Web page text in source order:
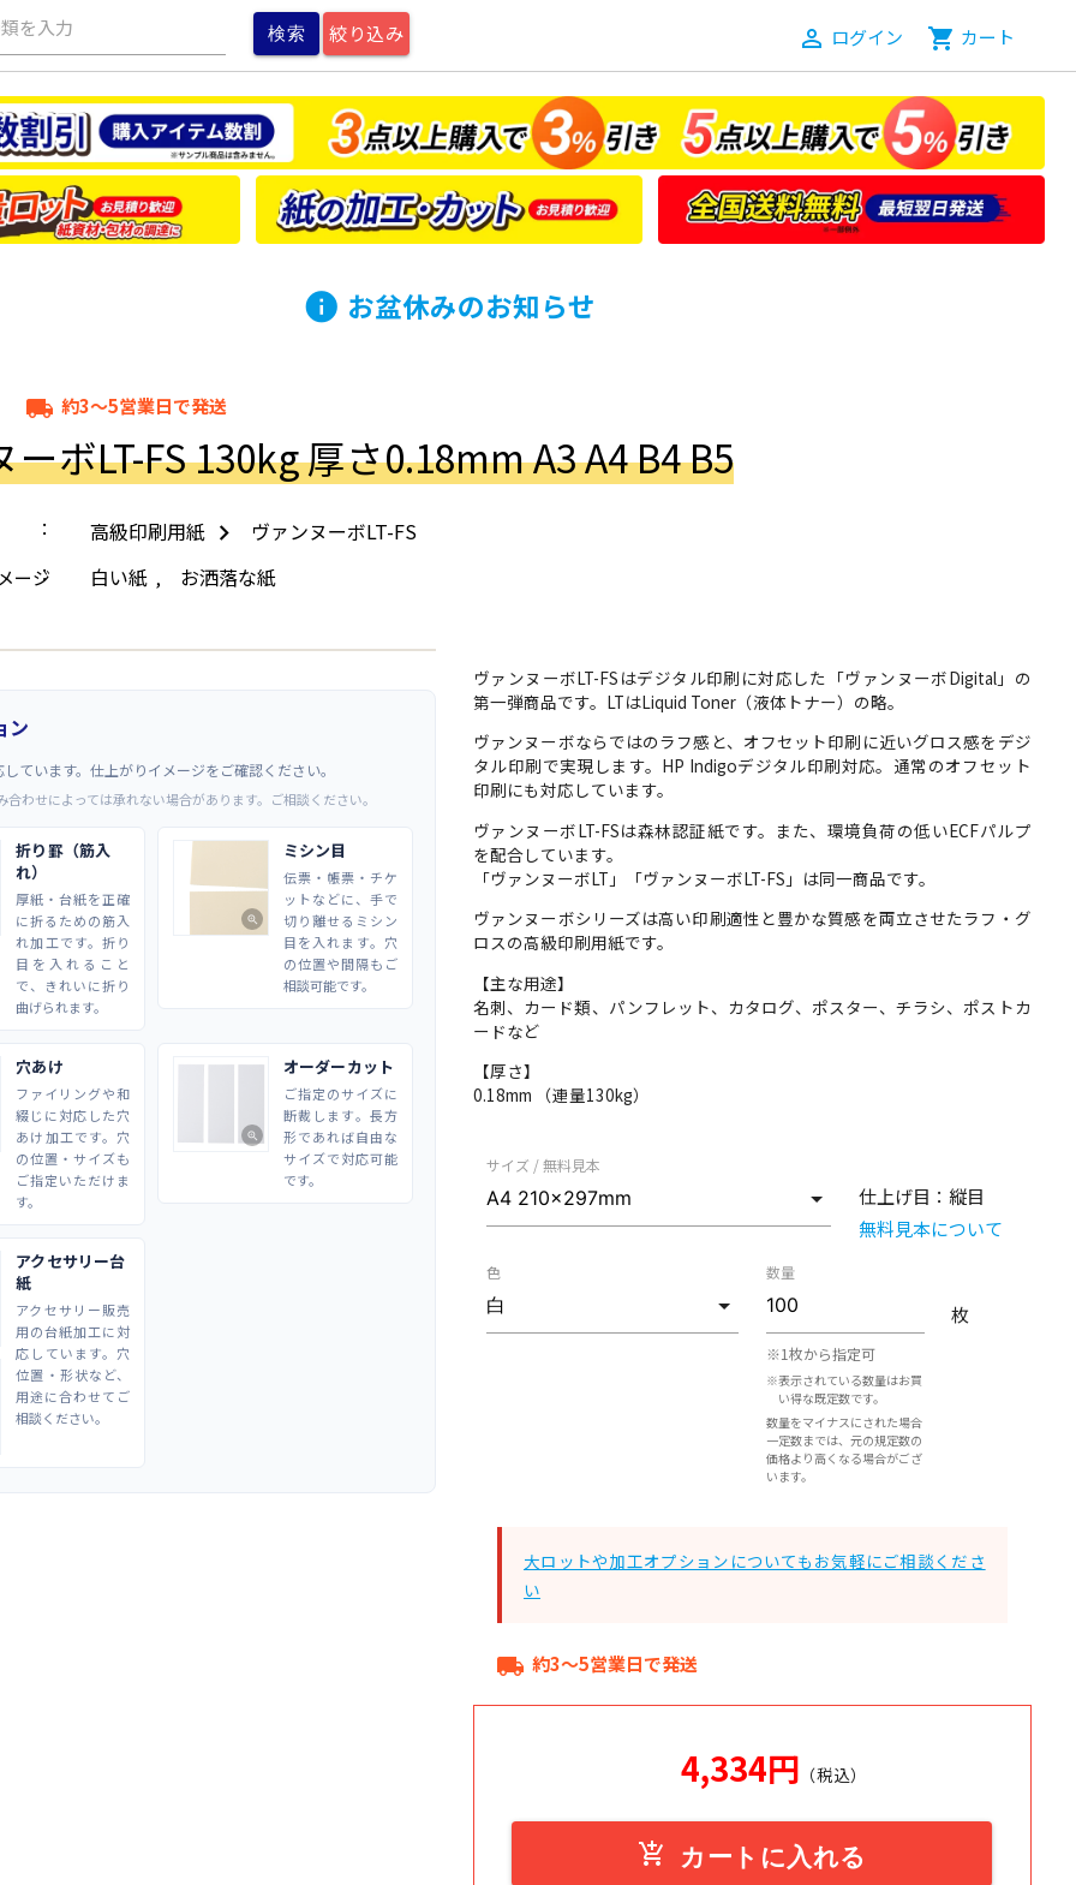
を入力 絞り込み person_outline ログイン shopping_cart カート
info お盆休みのお知らせ
local_shipping 約3～5営業日で発送
ーボLT-FS 130kg 厚さ0.18mm A3 A4 B4 B5
高級印刷用紙 ヴァンヌーボLT-FS
ージ 白い紙, お洒落な紙
ン
ています。仕上がりイメージをご確認ください。
わせによっては承れない場合があります。ご相談ください。
折り罫（筋入
れ）
厚紙・台紙を正確
に折るための筋入
れ加工です。折り
目を入れること
で、きれいに折り
曲げられます。
zoom_in
ミシン目
伝票・帳票・チケ
ットなどに、手で
切り離せるミシン
目を入れます。穴
の位置や間隔もご
相談可能です。
穴あけ
ファイリングや和
綴じに対応した穴
あけ加工です。穴
の位置・サイズも
ご指定いただけま
す。
zoom_in
オーダーカット
ご指定のサイズに
断裁します。長方
形であれば自由な
サイズで対応可能
です。
アクセサリー台
紙
アクセサリー販売
用の台紙加工に対
応しています。穴
位置・形状など、
用途に合わせてご
相談ください。
ヴァンヌーボLT-FSはデジタル印刷に対応した「ヴァンヌーボDigital」の
第一弾商品です。LTはLiquid Toner（液体トナー）の略。
ヴァンヌーボならではのラフ感と、オフセット印刷に近いグロス感をデジ
タル印刷で実現します。HP Indigoデジタル印刷対応。通常のオフセット
印刷にも対応しています。
ヴァンヌーボLT-FSは森林認証紙です。また、環境負荷の低いECFパルプ
を配合しています。
「ヴァンヌーボLT」「ヴァンヌーボLT-FS」は同一商品です。
ヴァンヌーボシリーズは高い印刷適性と豊かな質感を両立させたラフ・グ
ロスの高級印刷用紙です。
【主な用途】
名刺、カード類、パンフレット、カタログ、ポスター、チラシ、ポストカ
ードなど
【厚さ】
0.18mm （連量130kg）
サイズ / 無料見本
仕上げ目： 縦目
無料見本について
色 数量
※1枚から指定可
※表示されている数量はお買
い得な既定数です。
数量をマイナスにされた場合
一定数までは、元の規定数の
価格より高くなる場合がござ
います。
枚
大ロットや加工オプションについてもお気軽にご相談くださ
い
local_shipping 約3～5営業日で発送
4,334円 （税込）
add_shopping_cart カートに入れる